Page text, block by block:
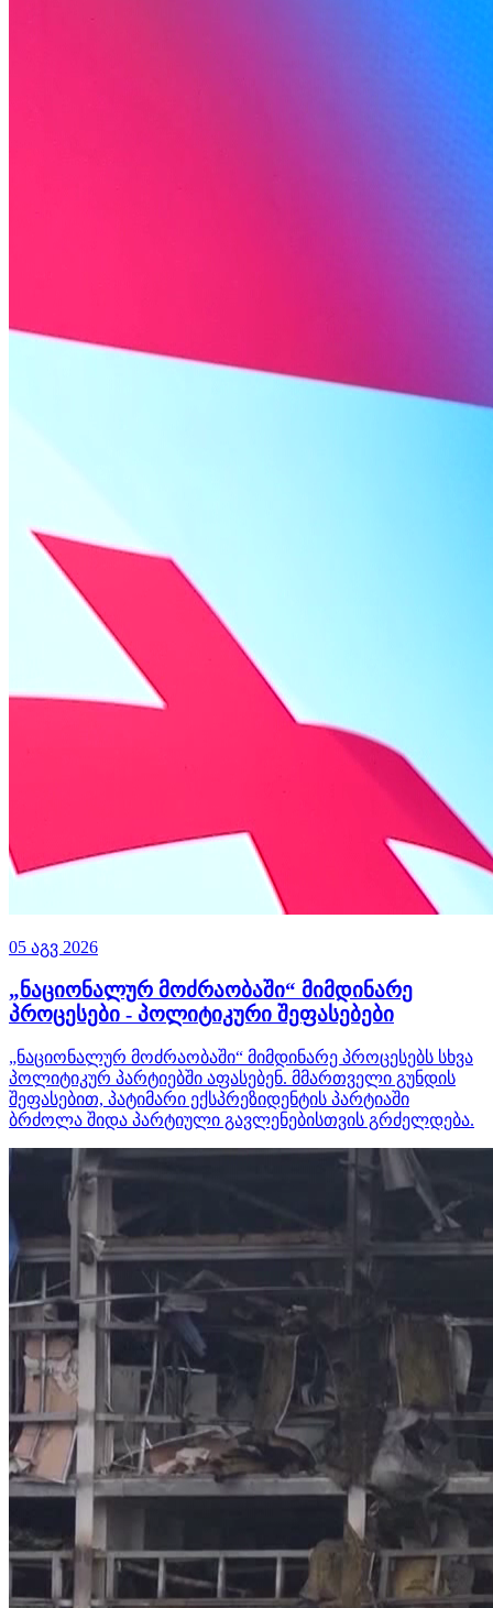
05 აგვ 2026
„ნაციონალურ მოძრაობაში“ მიმდინარე
პროცესები - პოლიტიკური შეფასებები
„ნაციონალურ მოძრაობაში“ მიმდინარე პროცესებს სხვა
პოლიტიკურ პარტიებში აფასებენ. მმართველი გუნდის
შეფასებით, პატიმარი ექსპრეზიდენტის პარტიაში
ბრძოლა შიდა პარტიული გავლენებისთვის გრძელდება.